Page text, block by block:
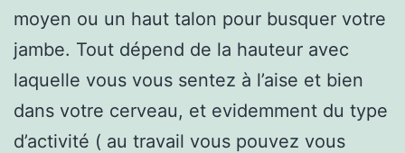
moyen ou un haut talon pour busquer votre
jambe. Tout dépend de la hauteur avec
laquelle vous vous sentez à l’aise et bien
dans votre cerveau, et evidemment du type
d’activité ( au travail vous pouvez vous